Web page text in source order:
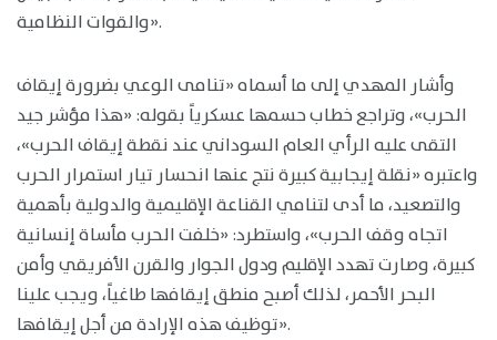
والقوات النظامية».
وأشار المهدي إلى ما أسماه «تنامى الوعي بضرورة إيقاف
الحرب»، وتراجع خطاب حسمها عسكرياً بقوله: «هذا مؤشر جيد
التقى عليه الرأي العام السوداني عند نقطة إيقاف الحرب»،
واعتبره «نقلة إيجابية كبيرة نتج عنها انحسار تيار استمرار الحرب
والتصعيد، ما أدى لتنامي القناعة الإقليمية والدولية بأهمية
اتجاه وقف الحرب»، واستطرد: «خلفت الحرب مأساة إنسانية
كبيرة، وصارت تهدد الإقليم ودول الجوار والقرن الأفريقي وأمن
البحر الأحمر، لذلك أصبح منطق إيقافها طاغياً، ويجب علينا
توظيف هذه الإرادة من أجل إيقافها».